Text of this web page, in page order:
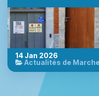
14 Jan 2026
Actualités de